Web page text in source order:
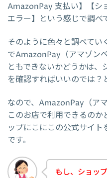
AmazonPay 支払い】【
エラー】という感じで調べ
そのように色々と調べてい
でAmazonPay（アマゾン
ともできないかどうかは、
を確認すればいいのでは？
なので、AmazonPay（ア
このお店で利用できるのか
ップにこにこの公式サイ
です。
もし、ショッ